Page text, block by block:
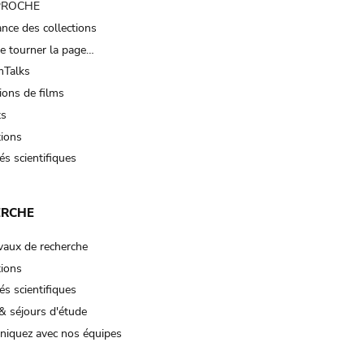
des collections
tourner la page…
de films
scientifiques
de recherche
scientifiques
séjours d'étude
avec nos équipes